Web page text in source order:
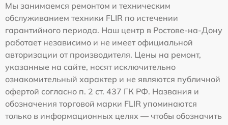
Мы занимаемся ремонтом и техническим
обслуживанием техники FLIR по истечении
гарантийного периода. Наш центр в Ростове-на-Дону
работает независимо и не имеет официальной
авторизации от производителя. Цены на ремонт,
указанные на сайте, носят исключительно
ознакомительный характер и не являются публичной
офертой согласно п. 2 ст. 437 ГК РФ. Названия и
обозначения торговой марки FLIR упоминаются
только в информационных целях — чтобы обозначить